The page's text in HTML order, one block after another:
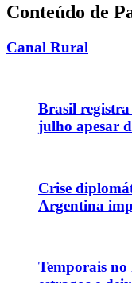
Conteúdo de
Canal Rural
Brasil registra
julho apesar
Crise
Argentina
Temporais